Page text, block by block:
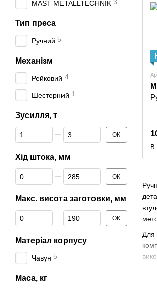
Для
В
MAST METALLTECHNIK
Тип преса
Ручний 5
Механізм
Рейковий 4
Шестерний 1
Зусилля, т
Від Зусилля, т
До Зусилля, т ОК
Хід штока, мм
Від Хід штока, мм
До Хід штока, мм ОК
Макс. висота заготовки, мм
Від Макс. висота заготовки, мм
До Макс. висота заготовки, ммОК
Матеріал корпусу
Чавун 5
Маса, кг